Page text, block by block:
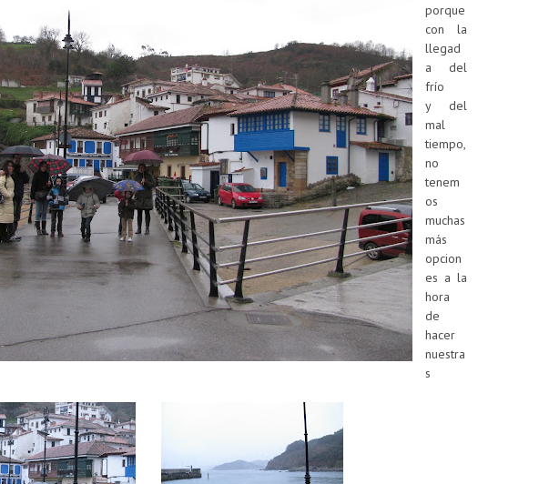
porque
con la
llegad
a del
frío
y del
mal
tiempo,
no
tenem
os
muchas
más
opcion
es a la
hora
de
hacer
nuestra
s